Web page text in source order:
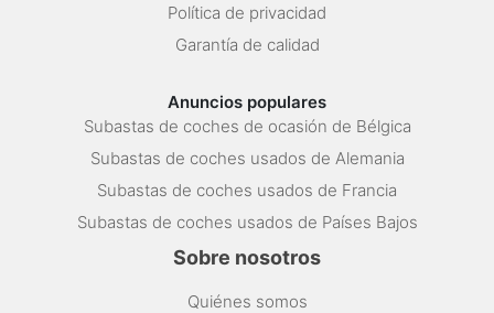
Política de privacidad
Garantía de calidad
Anuncios populares
Subastas de coches de ocasión de Bélgica
Subastas de coches usados de Alemania
Subastas de coches usados de Francia
Subastas de coches usados de Países Bajos
Sobre nosotros
Quiénes somos